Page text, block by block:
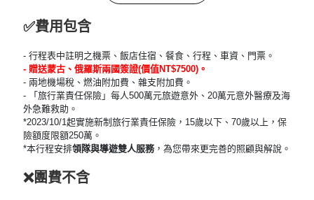
✅費用包含
- 行程表中註明之機票、飯店住宿、餐食、行程、車資、門票。
- 贈送蒙古、俄羅斯兩國簽證(價值NT$7500)。
- 兩地機場稅、燃油附加費、雜支附加費。
- 「旅行業責任保險」每人500萬元旅遊意外、20萬元意外醫療及海
外急難救助。
*2023/10/1起實施新制旅行業責任保險，15歲以下、70歲以上，保
險額度限額250萬。
*本行程安排領隊與導遊雙人服務，為您帶來更完善的照顧與解說。
❌團費不含